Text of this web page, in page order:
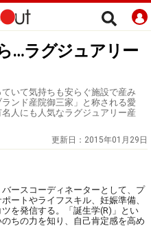
…ラグジュアリー
いて気持ちも安らぐ施設で産み
ンド産院御三家」と称される愛
人にも人気なラグジュアリー産
更新日： 2015年01月29日
ースコーディネーターとして、プ
ートやライフスキル、妊娠準備、
を発信する。「誕生学(R)」とい
ちの力を知り、自己肯定感を高め